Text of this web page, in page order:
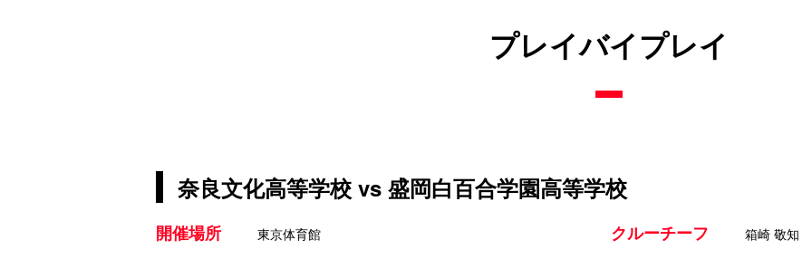
プレイバイプレイ
奈良文化高等学校 vs 盛岡白百合学園高等学校
開催場所 東京体育館 クルーチーフ 箱崎 敬知